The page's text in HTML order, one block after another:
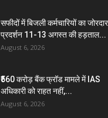
सफीदों में बिजली कर्मचारियों का जोरदार
प्रदर्शन 11-13 अगस्त की हड़ताल...
August 6, 2026
₹560 करोड़ बैंक फ्रॉड मामले में IAS
अधिकारी को राहत नहीं,...
August 6, 2026